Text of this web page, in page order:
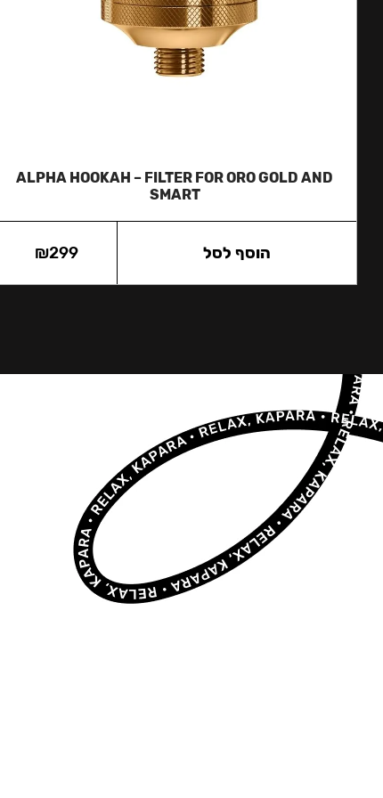
ALPHA HOOKAH – FILTER FOR ORO GOLD AND
SMART
₪299 הוסף לסל